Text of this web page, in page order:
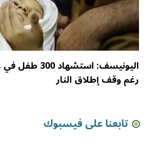
رغم وقف إطلاق النار
تابعنا على فيسبوك